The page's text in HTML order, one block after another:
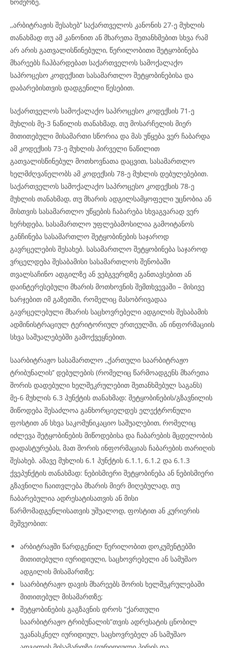
,,არბიტრაჟის შესახებ’’ საქართველოს კანონის 27-ე მუხლის
თანახმად თუ ამ კანონით ან მხარეთა შეთანხმებით სხვა რამ
არ არის გათვალისწინებული, წერილობითი შეტყობინება
მხარეებს ჩაჰბარდებათ საქართველოს სამოქალაქო
საპროცესო კოდექსით სასამართლო შეტყობინებისა და
დაბარებისთვის დადგენილი წესებით.
საქართველოს სამოქალაქო საპროცესო კოდექსის 71-ე
მუხლის მე-3 ნაწილის თანახმად, თუ მოსარჩელის მიერ
მითითებული მისამართი სწორია და მას უწყება ვერ ჩაბარდა
ამ კოდექსის 73-ე მუხლის პირველი ნაწილით
გათვალისწინებულ მოთხოვნათა დაცვით, სასამართლო
ხელმძღვანელობს ამ კოდექსის 78-ე მუხლის დებულებებით.
საქართველოს სამოქალაქო საპროცესო კოდექსის 78-ე
მუხლის თანახმად, თუ მხარის ადგილსამყოფელი უცნობია ან
მისთვის სასამართლო უწყების ჩაბარება სხვაგვარად ვერ
ხერხდება, სასამართლო უფლებამოსილია გამოიტანოს
განჩინება სასამართლო შეტყობინების საჯაროდ
გავრცელების შესახებ. სასამართლო შეტყობინება საჯაროდ
ვრცელდება შესაბამისი სასამართლოს შენობაში
თვალსაჩინო ადგილზე ან ვებგვერდზე განთავსებით ან
დაინტერესებული მხარის მოთხოვნის შემთხვევაში – მისივე
ხარჯებით იმ გაზეთში, რომელიც მასობრივადაა
გავრცელებული მხარის საცხოვრებელი ადგილის შესაბამის
ადმინისტრაციულ ტერიტორიულ ერთეულში, ან ინფორმაციის
სხვა საშუალებებში გამოქვეყნებით.
საარბიტრაჟო სასამართლო ,,ქართული საარბიტრაჟო
ტრიბუნალის’’ დებულების (რომელიც წარმოადგენს მხარეთა
შორის დადებული ხელშეკრულებით შეთანხმებულ საგანს)
მე-6 მუხლის 6.3 პუნქტის თანახმად: შეტყობინების/გზავნილის
მიწოდება შესაძლოა განხორციელდეს ელექტრონული
ფოსტით ან სხვა საკომუნიკაციო საშუალებით, რომელიც
იძლევა შეტყობინების მიწოდებისა და ჩაბარების მცდელობის
დადასტურებას, მათ შორის ინფორმაციას ჩაბარების თარიღის
შესახებ. ამავე მუხლის 6.1 პუნქტის 6.1.1, 6.1.2 და 6.1.3
ქვეპუნქტის თანახმად: ნებისმიერი შეტყობინება ან ნებისმიერი
გზავნილი ჩაითვლება მხარის მიერ მიღებულად, თუ
ჩაბარებულია ადრესატისათვის ან მისი
წარმომადგენლისათვის უშუალოდ, ფოსტით ან კურიერის
მეშვეობით:
არბიტრაჟში წარდგენილ წერილობით დოკუმენტებში
მითითებული იურიდიული, საცხოვრებელი ან სამუშაო
ადგილის მისამართზე;
საარბიტრაჟო დავის მხარეებს შორის ხელშეკრულებაში
მითითებულ მისამართზე;
შეტყობინების გაგზავნის დროს “ქართული
საარბიტრაჟო ტრიბუნალის”თვის ადრესატის ცნობილ
უკანასკნელ იურიდიულ, საცხოვრებელ ან სამუშაო